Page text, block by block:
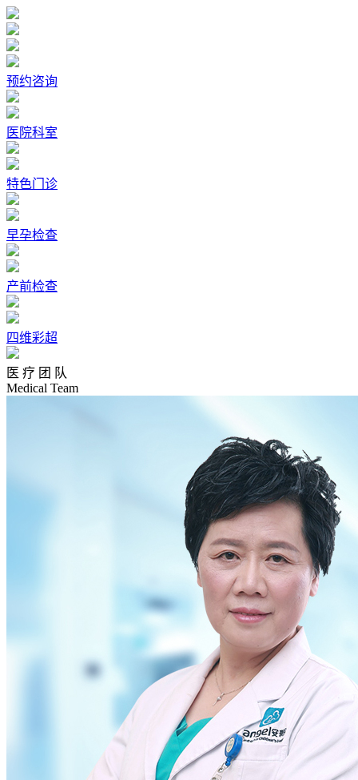
预约咨询
医院科室
特色门诊
早孕检查
产前检查
四维彩超
医 疗 团 队
Medical Team